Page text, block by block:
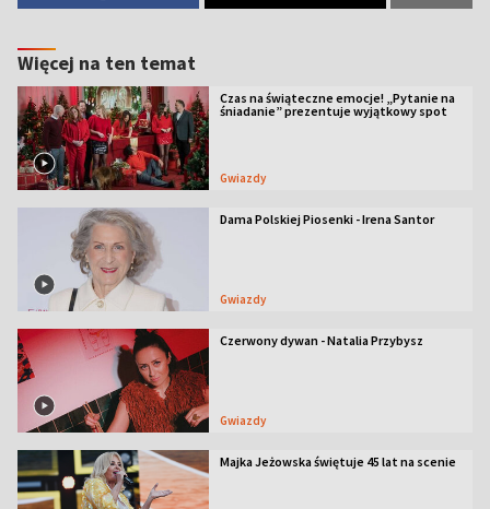
Więcej na ten temat
Czas na świąteczne emocje! „Pytanie na
śniadanie” prezentuje wyjątkowy spot
Gwiazdy
Dama Polskiej Piosenki - Irena Santor
Gwiazdy
Czerwony dywan - Natalia Przybysz
Gwiazdy
Majka Jeżowska świętuje 45 lat na scenie